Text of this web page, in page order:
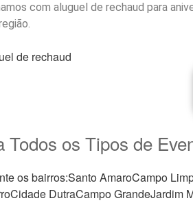
com aluguel de rechaud para
Todos os Tipos de
os bairros:Santo AmaroCampo
DutraCampo GrandeJardim